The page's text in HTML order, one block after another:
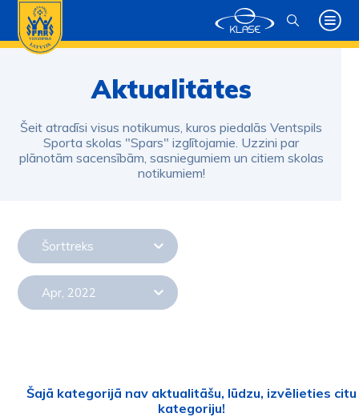
Aktualitātes
Šeit atradīsi visus notikumus, kuros piedalās Ventspils
Sporta skolas "Spars" izglītojamie. Uzzini par
plānotām sacensībām, sasniegumiem un citiem skolas
notikumiem!
Šorttreks
Apr, 2022
Šajā kategorijā nav aktualitāšu, lūdzu, izvēlieties citu
kategoriju!